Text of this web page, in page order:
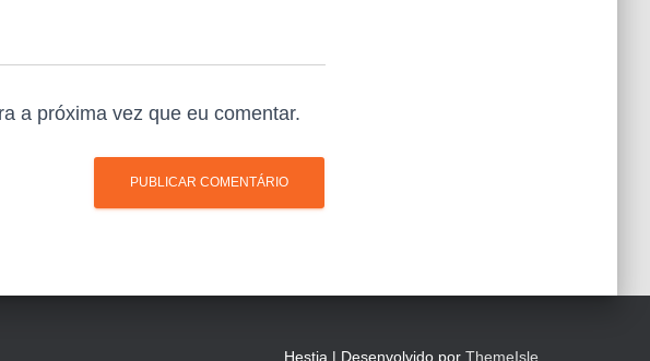
a próxima vez que eu comentar.
Hestia | Desenvolvido por ThemeIsle